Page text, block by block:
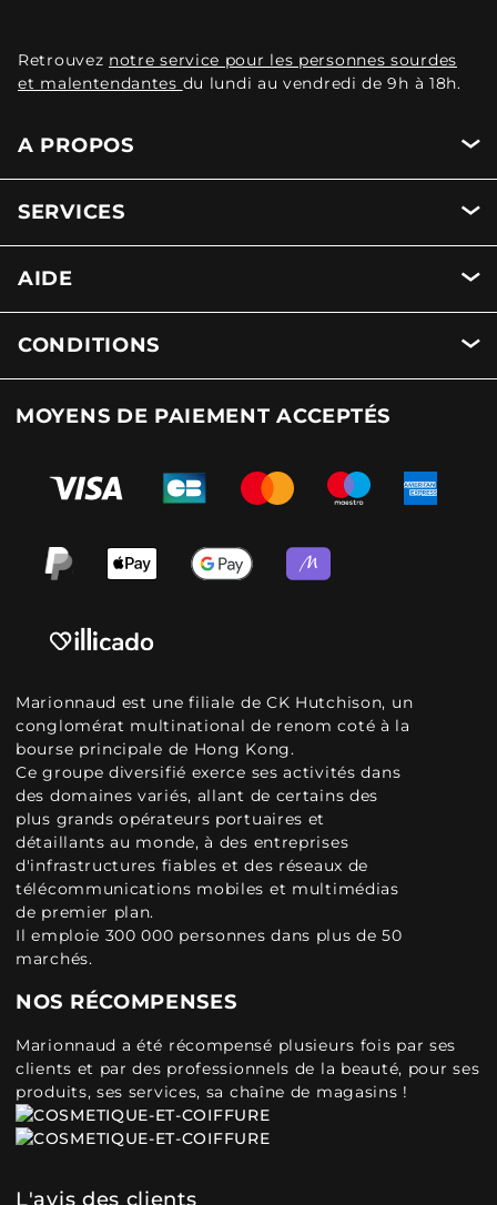
Retrouvez notre service pour les personnes sourdes
et malentendantes du lundi au vendredi de 9h à 18h.
A PROPOS
SERVICES
AIDE
CONDITIONS
MOYENS DE PAIEMENT ACCEPTÉS
Marionnaud est une filiale de CK Hutchison, un
conglomérat multinational de renom coté à la
bourse principale de Hong Kong.
Ce groupe diversifié exerce ses activités dans
des domaines variés, allant de certains des
plus grands opérateurs portuaires et
détaillants au monde, à des entreprises
d'infrastructures fiables et des réseaux de
télécommunications mobiles et multimédias
de premier plan.
Il emploie 300 000 personnes dans plus de 50
marchés.
NOS RÉCOMPENSES
Marionnaud a été récompensé plusieurs fois par ses
clients et par des professionnels de la beauté, pour ses
produits, ses services, sa chaîne de magasins !
L'avis des clients